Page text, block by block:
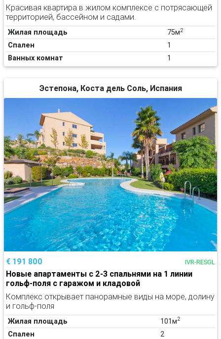
Красивая квартира в жилом комплексе с потрясающей
территорией, бассейном и садами.
Жилая площадь 75м2
Спален
1
Ванных комнат
1
Эстепона, Коста дель Соль, Испания
€ 191 800 IVR-RESGL
Новые апартаменты с 2-3 спальнями на 1 линии
гольф-поля с гаражом и кладовой
Комплекс открывает панорамные виды на море, долину
и гольф-поля
Жилая площадь 101м2
Спален
2